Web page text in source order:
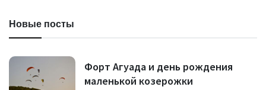
Новые посты
Форт Агуада и день рождения
маленькой козерожки